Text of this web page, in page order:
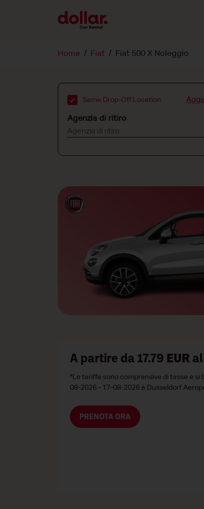
Home Fiat Fiat 500 X Noleggio
Same Drop-Off Location
Agenzia di ritiro
A partire da 17.79 EUR
*Le tariffe sono comprensive di tasse e si
08-2026 - 17-08-2026 a Dusseldorf
PRENOTA ORA